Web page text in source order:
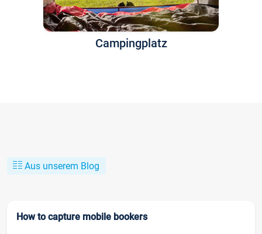
Campingplatz
Aus unserem Blog
How to capture mobile bookers